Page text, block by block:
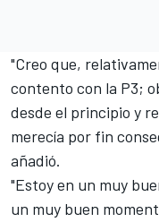
"Creo que,
contento con la P3;
desde el principio y
merecía por fin
añadió.
"Estoy en un muy
un muy buen